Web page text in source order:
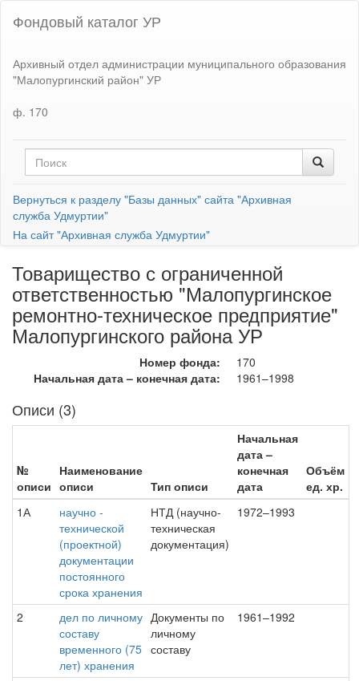
Фондовый каталог УР
Архивный отдел администрации муниципального образования
"Малопургинский район" УР
ф. 170
Вернуться к разделу "Базы данных" сайта "Архивная
служба Удмуртии"
На сайт "Архивная служба Удмуртии"
Товарищество с ограниченной
ответственностью "Малопургинское
ремонтно-техническое предприятие"
Малопургинского района УР
Номер фонда:
170
Начальная дата – конечная дата:
1961–1998
Описи (3)
№
описи
Наименование
описи
Тип описи
Начальная
дата –
конечная
дата
Объём
ед. хр.
1А
научно -
технической
(проектной)
документации
постоянного
срока хранения
НТД (научно-
техническая
документация)
1972–1993
2
дел по личному
составу
временного (75
лет) хранения
Документы по
личному
составу
1961–1992